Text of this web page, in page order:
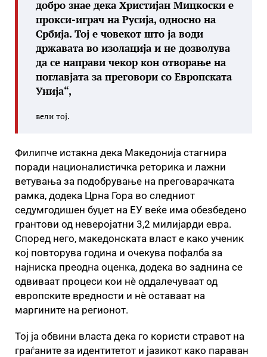
добро знае дека Христијан Мицкоски е
прокси-играч на Русија, односно на
Србија. Тој е човекот што ја води
државата во изолација и не дозволува
да се направи чекор кон отворање на
поглавјата за преговори со Европската
Унија“,
вели тој.
Филипче истакна дека Македонија стагнира
поради националистичка реторика и лажни
ветувања за подобрување на преговарачката
рамка, додека Црна Гора во следниот
седумгодишен буџет на ЕУ веќе има обезбедено
грантови од неверојатни 3,2 милијарди евра.
Според него, македонската власт е како ученик
кој повторува година и очекува пофалба за
најниска преодна оценка, додека во заднина се
одвиваат процеси кои нè оддалечуваат од
европските вредности и нè оставаат на
маргините на регионот.
Тој ја обвини власта дека го користи стравот на
граѓаните за идентитетот и јазикот како параван